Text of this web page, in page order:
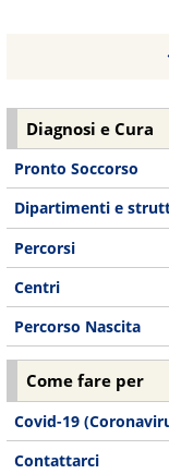
Diagnosi e Cura
Pronto Soccorso
Dipartimenti e
Percorsi
Centri
Percorso Nascita
Come fare per
Covid-19
Contattarci